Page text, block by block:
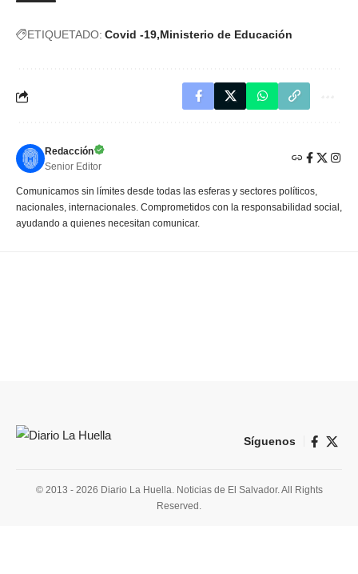
ETIQUETADO: Covid -19 Ministerio de Educación
Redacción
Senior Editor
Comunicamos sin límites desde todas las esferas y sectores políticos,
nacionales, internacionales. Comprometidos con la responsabilidad social,
ayudando a quienes necesitan comunicar.
Síguenos
© 2013 - 2026 Diario La Huella. Noticias de El Salvador. All Rights
Reserved.